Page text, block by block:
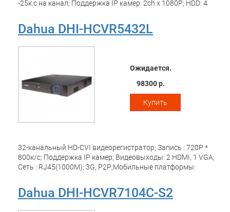
-25к.с на канал; Поддержка IP камер: 2ch x 1080P; HDD: 4
порт 1Gb; USB 2.0 - 3 порта; Аудио вх. вых 4/1; Трев. вх.вых
16/6; RS485; Поддержка: iOS, Android; Размеры: 440мм x
Dahua DHI-HCVR5432L
32-канальный HD-CVI видеорегистратор; Запись : 720P *
800к/с; Поддержка IP камер; Видеовыходы: 2 HDMI, 1 VGA;
Сеть : RJ45(1000M); 3G, P2P;Мобильные платформы:
HDD до 16TB;1 ESATA; 4 Audio in/1 Audio out, 16 Alarm
in,6Alarm out; RS485; 3 х USB2.0, Размеры: 440mm?416mm?
Ожидается.
98300 р.
Купить
Dahua DHI-HCVR7104C-S2